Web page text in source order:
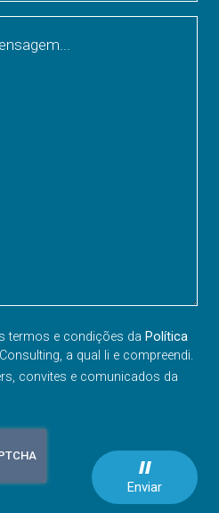
termos e condições da Política
a qual li e compreendi.
convites e comunicados da
Enviar